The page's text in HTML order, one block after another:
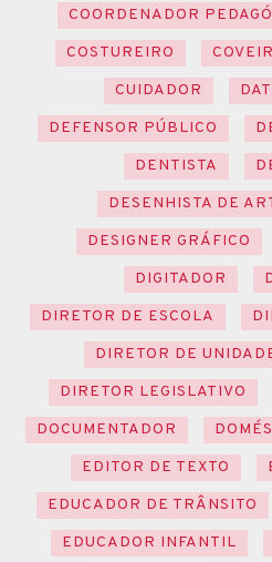
COORDENADOR
COSTUREIRO
CUIDADOR
DEFENSOR PÚBLICO
DENTISTA
DESENHISTA DE
DESIGNER GRÁFICO
DIGITADOR
DIRETOR DE ESCOLA
DIRETOR DE
DIRETOR LEGISLATIVO
DOCUMENTADOR
EDITOR DE TEXTO
EDUCADOR DE TRÂNSITO
EDUCADOR INFANTIL